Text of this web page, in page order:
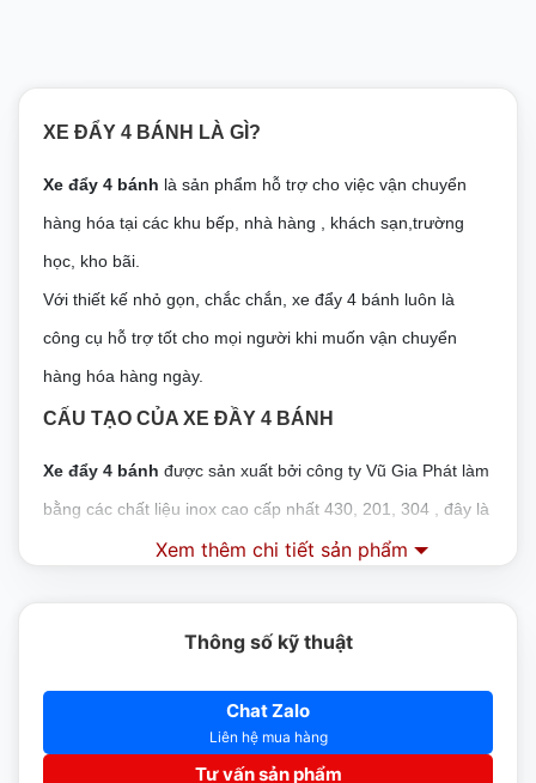
XE ĐẨY 4 BÁNH LÀ GÌ?
Xe đẩy 4 bánh là sản phẩm hỗ trợ cho việc vận chuyển
hàng hóa tại các khu bếp, nhà hàng , khách sạn,trường
học, kho bãi.
Với thiết kế nhỏ gọn, chắc chắn, xe đẩy 4 bánh luôn là
công cụ hỗ trợ tốt cho mọi người khi muốn vận chuyển
hàng hóa hàng ngày.
CẤU TẠO CỦA XE ĐẦY 4 BÁNH
Xe đẩy 4 bánh được sản xuất bởi công ty Vũ Gia Phát làm
bằng các chất liệu inox cao cấp nhất 430, 201, 304 , đây là
loại chất liệu đạt tiêu chuẩn 9001 – 2008 hàng đầu tại
Bộ khung của xe được thiết kế từ loại thép cao cấp chống
gỉ, đảm bảo được độ chắc chắn và độ bền cao.
Mẫu mã đa dạng các chủng loại.
Xem thêm chi tiết sản phẩm
Thông số kỹ thuật
Chat Zalo
Liên hệ mua hàng
Tư vấn sản phẩm